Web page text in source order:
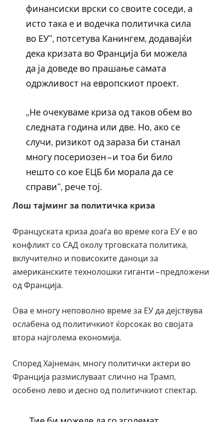
финансиски врски со своите соседи, а
исто така е и водечка политичка сила
во ЕУ“, потсетува Канингем, додавајќи
дека кризата во Франција би можела
да ја доведе во прашање самата
одржливост на европскиот проект.
„Не очекуваме криза од таков обем во
следната година или две. Но, ако се
случи, ризикот од зараза би станал
многу посериозен – и тоа би било
нешто со кое ЕЦБ би морала да се
справи“, рече тој.
Лош тајминг за политичка криза
Француската криза доаѓа во време кога ЕУ е во
конфликт со САД околу трговската политика,
вклучително и повисоките даноци за
американските технолошки гиганти – предложени
од Франција.
Ова е многу неповолно време за ЕУ ​​да дејствува
ослабена од политичкиот ќорсокак во својата
втора најголема економија.
Според Хајнеман, многу политички актери во
Франција размислуваат слично на Трамп,
особено лево и десно од политичкиот спектар.